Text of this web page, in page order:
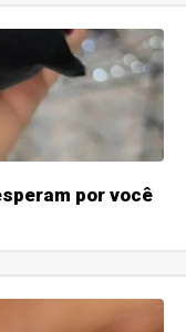
por você